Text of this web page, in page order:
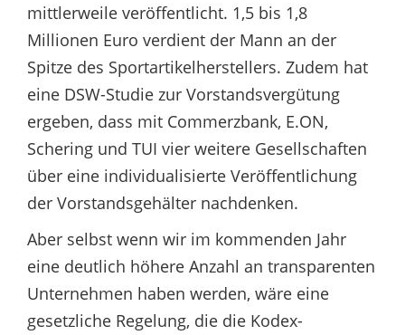
mittlerweile veröffentlicht. 1,5 bis 1,8
Millionen Euro verdient der Mann an der
Spitze des Sportartikelherstellers. Zudem hat
eine DSW-Studie zur Vorstandsvergütung
ergeben, dass mit Commerzbank, E.ON,
Schering und TUI vier weitere Gesellschaften
über eine individualisierte Veröffentlichung
der Vorstandsgehälter nachdenken.
Aber selbst wenn wir im kommenden Jahr
eine deutlich höhere Anzahl an transparenten
Unternehmen haben werden, wäre eine
gesetzliche Regelung, die die Kodex-